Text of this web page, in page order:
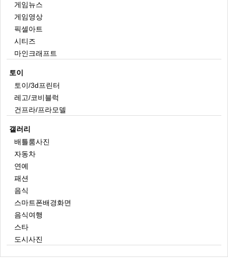
게임뉴스
게임영상
픽셀아트
시티즈
마인크래프트
토이
토이/3d프린터
레고/코비블럭
건프라/프라모델
갤러리
배틀룸사진
자동차
연예
패션
음식
스마트폰배경화면
음식여행
스타
도시사진